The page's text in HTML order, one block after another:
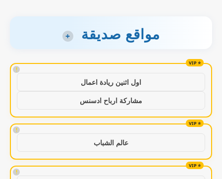
مواقع صديقة +
!
اول اثنين ريادة اعمال
مشاركة ارباح ادسنس
!
عالم الشباب
!